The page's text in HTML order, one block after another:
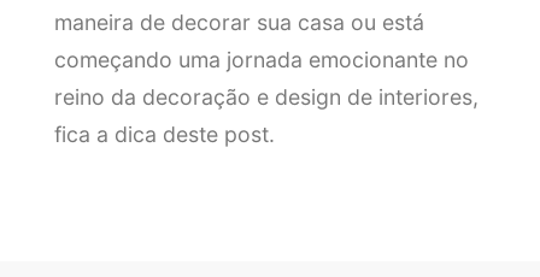
maneira de decorar sua casa ou está
começando uma jornada emocionante no
reino da decoração e design de interiores,
fica a dica deste post.